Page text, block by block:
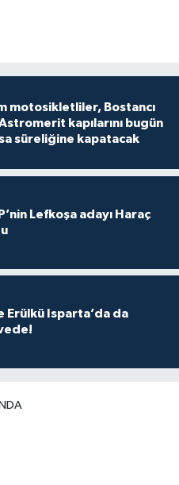
motosikletliler, Bostancı
kapılarını bugün
süreliğine kapatacak
Lefkoşa adayı Haraç
Erülkü Isparta’da da